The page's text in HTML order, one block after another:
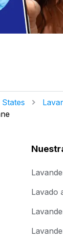
Lavado